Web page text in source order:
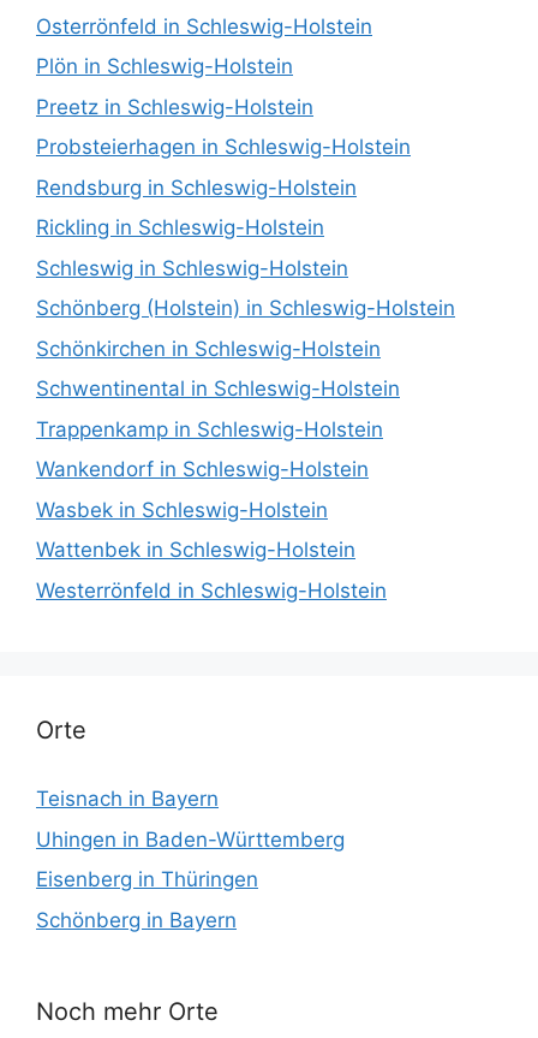
Osterrönfeld in Schleswig-Holstein
Plön in Schleswig-Holstein
Preetz in Schleswig-Holstein
Probsteierhagen in Schleswig-Holstein
Rendsburg in Schleswig-Holstein
Rickling in Schleswig-Holstein
Schleswig in Schleswig-Holstein
Schönberg (Holstein) in Schleswig-Holstein
Schönkirchen in Schleswig-Holstein
Schwentinental in Schleswig-Holstein
Trappenkamp in Schleswig-Holstein
Wankendorf in Schleswig-Holstein
Wasbek in Schleswig-Holstein
Wattenbek in Schleswig-Holstein
Westerrönfeld in Schleswig-Holstein
Orte
Teisnach in Bayern
Uhingen in Baden-Württemberg
Eisenberg in Thüringen
Schönberg in Bayern
Noch mehr Orte